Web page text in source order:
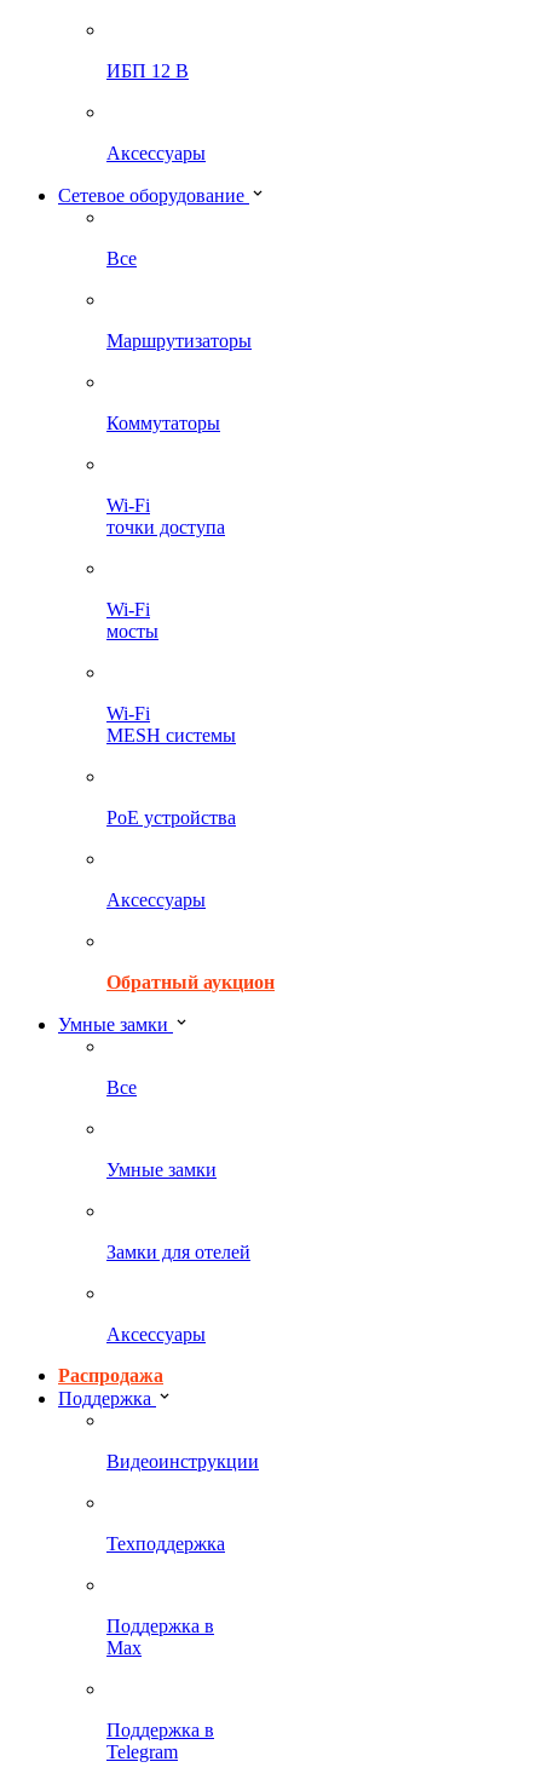
ИБП 12 В
Аксессуары
Сетевое оборудование
Все
Маршрутизаторы
Коммутаторы
Wi-Fi
точки доступа
Wi-Fi
мосты
Wi-Fi
MESH системы
PoE устройства
Аксессуары
Обратный аукцион
Умные замки
Все
Умные замки
Замки для отелей
Аксессуары
Распродажа
Поддержка
Видеоинструкции
Техподдержка
Поддержка в
Max
Поддержка в
Telegram